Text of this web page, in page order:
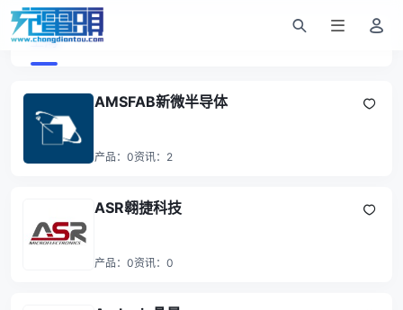
上海
AMSFAB新微半导体
产品： 0资讯： 2
ASR翱捷科技
产品： 0资讯： 0